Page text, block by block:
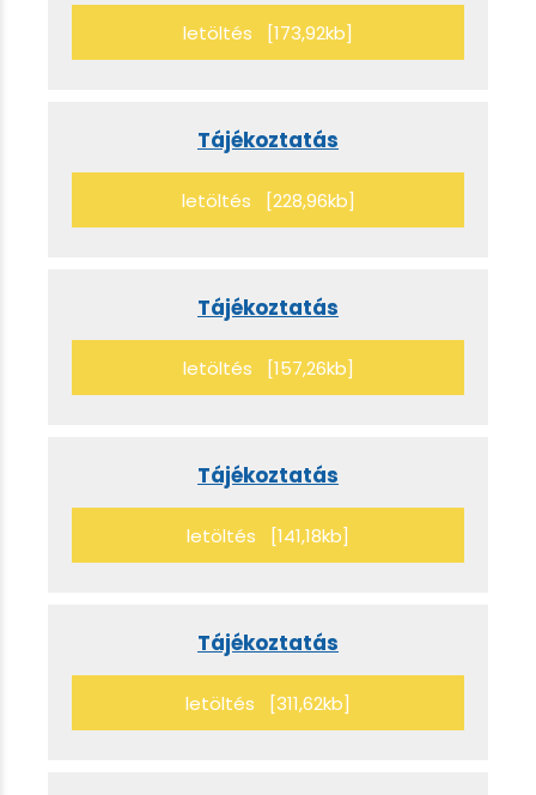
letöltés [173,92kb]
Tájékoztatás
letöltés [228,96kb]
Tájékoztatás
letöltés [157,26kb]
Tájékoztatás
letöltés [141,18kb]
Tájékoztatás
letöltés [311,62kb]